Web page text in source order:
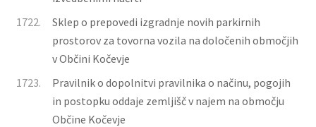
1722.
Sklep o prepovedi izgradnje novih parkirnih
prostorov za tovorna vozila na določenih območjih
v Občini Kočevje
1723.
Pravilnik o dopolnitvi pravilnika o načinu, pogojih
in postopku oddaje zemljišč v najem na območju
Občine Kočevje